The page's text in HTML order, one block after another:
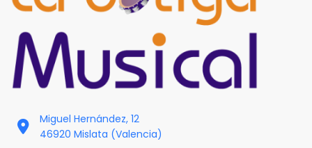
Miguel Hernández, 12
46920 Mislata (Valencia)